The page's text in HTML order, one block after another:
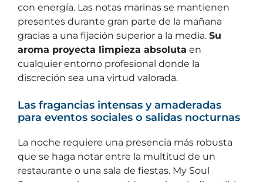
con energía. Las notas marinas se mantienen
presentes durante gran parte de la mañana
gracias a una fijación superior a la media. Su
aroma proyecta limpieza absoluta en
cualquier entorno profesional donde la
discreción sea una virtud valorada.
Las fragancias intensas y amaderadas
para eventos sociales o salidas nocturnas
La noche requiere una presencia más robusta
que se haga notar entre la multitud de un
restaurante o una sala de fiestas. My Soul